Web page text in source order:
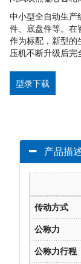
中小型全自动生产
件、底盘件等。在
作为标配，新型的
压机不断升级后完
型录下载
产品描
传动方式
公称力
公称力行程